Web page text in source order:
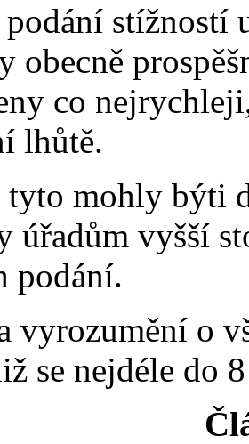
stížností
obecně
co
lhůtě.
mohly býti
úřadům vyšší
podání.
vyrozumění o
se nejdéle do